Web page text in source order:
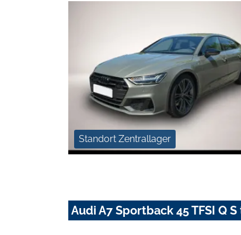
Standort Zentrallager
Audi A7 Sportback 45 TFSI Q